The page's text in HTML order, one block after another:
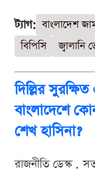
ট্যাগ: বাংলাদেশ
বিপিসি
জ্বালানি
দিল্লির
বাংলাদেশে
শেখ হাসিনা?
রাজনীতি ডেস্ক .